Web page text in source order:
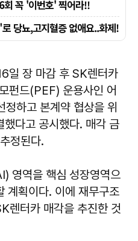
일 장 마감 후 SK렌터카
펀드(PEF) 운용사인 어
하고 본계약 협상을 위
다고 공시했다. 매각 금
정된다.
영역을 핵심 성장영역으
계획이다. 이에 재무구조
렌터카 매각을 추진한 것